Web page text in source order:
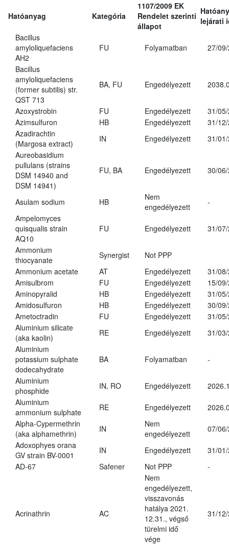
Hatóanyag Kategória
1107/2009 EK
Rendelet szerinti
állapot
lejárati
Bacillus
amyloliquefaciens
AH2
FU Folyamatban 27/
Bacillus
amyloliquefaciens
(former subtilis) str.
QST 713
BA, FU Engedélyezett
Azoxystrobin FU Engedélyezett
31/
Azimsulfuron
HB Engedélyezett
31/
Azadirachtin
(Margosa extract)
IN Engedélyezett
31/
Aureobasidium
pullulans (strains
DSM 14940 and
DSM 14941)
FU, BA Engedélyezett 30/
Asulam sodium HB
Nem
engedélyezett
-
Ampelomyces
quisqualis strain
AQ10
FU Engedélyezett 31/
Ammonium
thiocyanate
Synergist
Not PPP
Ammonium acetate
AT Engedélyezett
31/
Amisulbrom
FU Engedélyezett
15/
Aminopyralid
HB Engedélyezett
31/
Amidosulfuron
HB Engedélyezett
30/
Ametoctradin
FU Engedélyezett
31/
Aluminium silicate
(aka kaolin)
RE Engedélyezett
31/
Aluminium
potassium sulphate
dodecahydrate
BA Folyamatban -
Aluminium
phosphide
IN, RO Engedélyezett
Aluminium
ammonium sulphate
RE Engedélyezett
Alpha-Cypermethrin
(aka alphamethrin)
IN
Nem
engedélyezett
07/
Adoxophyes orana
GV strain BV-0001
IN Engedélyezett
31/
AD-67
Safener Not PPP -
Acrinathrin AC
Nem
engedélyezett,
visszavonás
hatálya 2021.
12.31., végső
türelmi idő
vége
31/